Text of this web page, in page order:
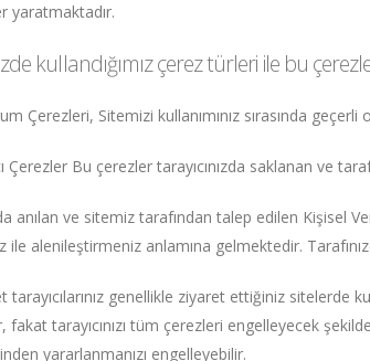
yaratmaktadır.
kullandığımız çerez türleri ile bu
Çerezleri, Sitemizi kullanımınız sırasında
Çerezler Bu çerezler tarayıcınızda saklanan ve
anılan ve sitemiz tarafından talep edilen Kişisel
ile alenileştirmeniz anlamına gelmektedir.
tarayıcılarınız genellikle ziyaret ettiğiniz
fakat tarayıcınızı tüm çerezleri engelleyecek
yararlanmanızı engelleyebilir.